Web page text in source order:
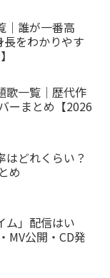
｜誰が一番高
をわかりやす
歌一覧｜歴代作
ーまとめ【2026
はどれくらい？
め
ム」配信はい
MV公開・CD発